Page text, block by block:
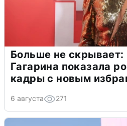
Больше не скрывает:
Гагарина показала
кадры с новым
6 августа 271